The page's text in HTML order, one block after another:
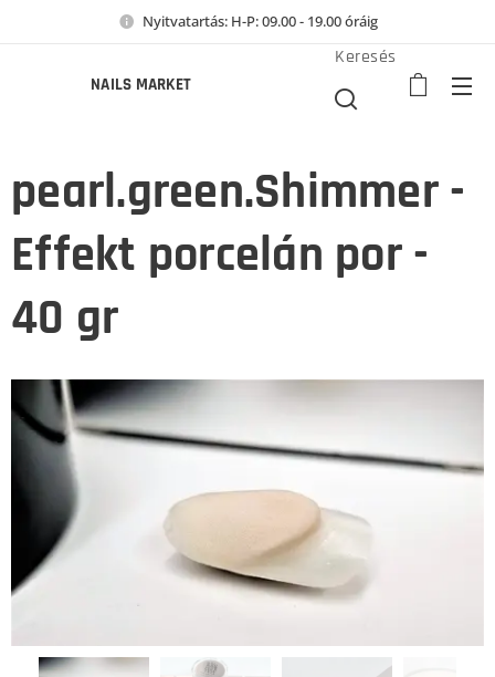
Nyitvatartás: H-P: 09.00 - 19.00 óráig
NAILS MARKET
Keresés
pearl.green.Shimmer -
Effekt porcelán por -
40 gr